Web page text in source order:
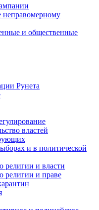
неправомерному
и общественные
Рунета
властей
и в политической
религии и власти
религии и праве